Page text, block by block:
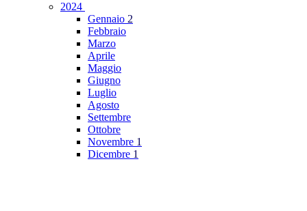
2024
Gennaio 2
Febbraio
Marzo
Aprile
Maggio
Giugno
Luglio
Agosto
Settembre
Ottobre
Novembre 1
Dicembre 1